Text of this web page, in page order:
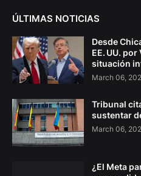
ÚLTIMAS NOTICIAS
Desde
EE. UU.
situación
March 06,
Tribunal
sustentar
March 06,
¿El Meta